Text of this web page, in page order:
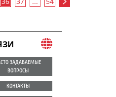
ЗАДАВАЕМЫЕ
ВОПРОСЫ
КОНТАКТЫ